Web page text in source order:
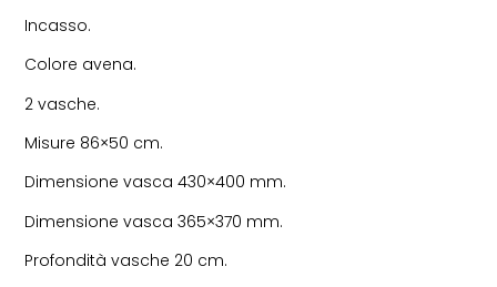
Incasso.
Colore avena.
2 vasche.
Misure 86×50 cm.
Dimensione vasca 430×400 mm.
Dimensione vasca 365×370 mm.
Profondità vasche 20 cm.